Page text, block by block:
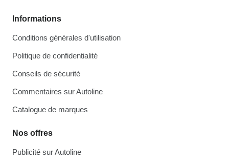
Informations
Conditions générales d'utilisation
Politique de confidentialité
Conseils de sécurité
Commentaires sur Autoline
Catalogue de marques
Nos offres
Publicité sur Autoline